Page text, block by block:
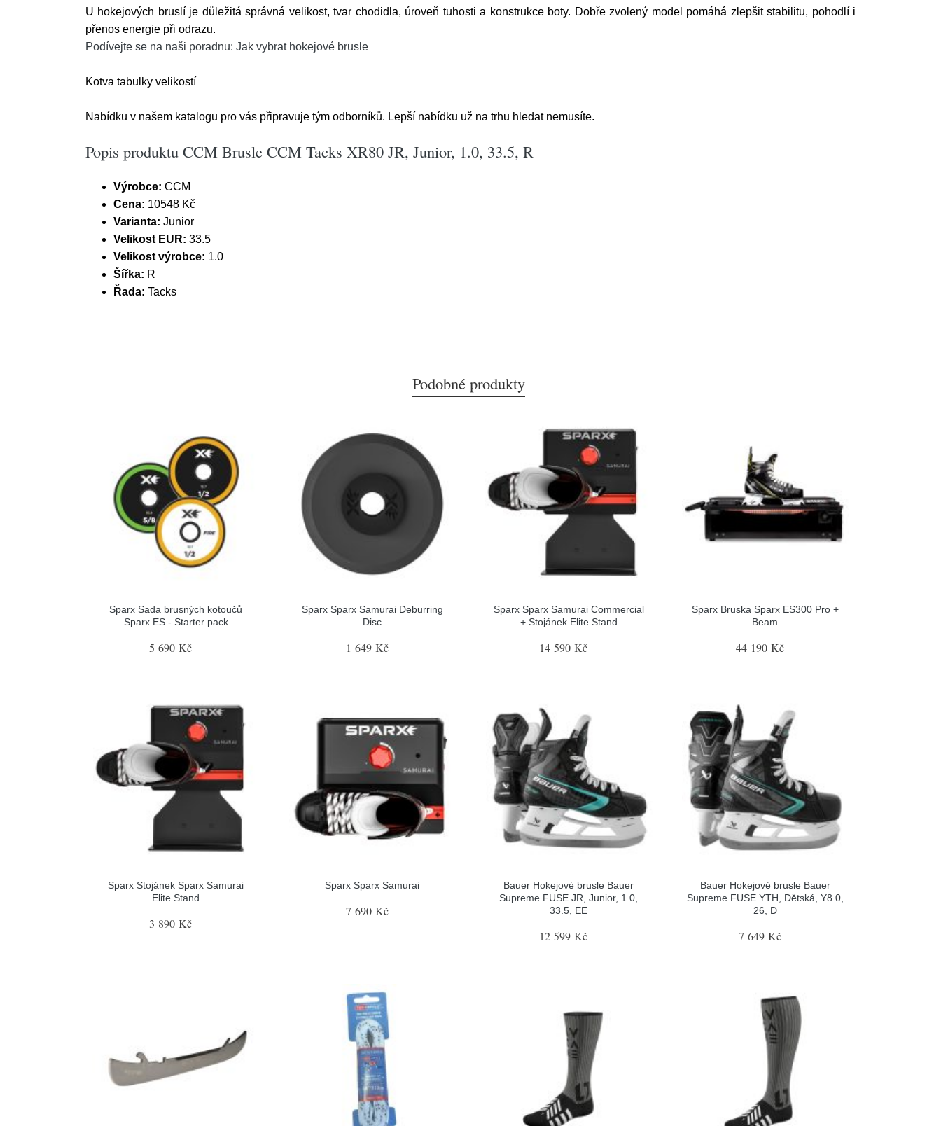
U hokejových bruslí je důležitá správná velikost, tvar chodidla, úroveň tuhosti a konstrukce boty. Dobře zvolený model pomáhá zlepšit stabilitu, pohodlí i
přenos energie při odrazu.
Podívejte se na naši poradnu: Jak vybrat hokejové brusle
Kotva tabulky velikostí
Nabídku v našem katalogu pro vás připravuje tým odborníků. Lepší nabídku už na trhu hledat nemusíte.
Popis produktu CCM Brusle CCM Tacks XR80 JR, Junior, 1.0, 33.5, R
Výrobce: CCM
Cena: 10548 Kč
Varianta: Junior
Velikost EUR: 33.5
Velikost výrobce: 1.0
Šířka: R
Řada: Tacks
Podobné produkty
Sparx Sada brusných kotoučů
Sparx ES - Starter pack
5 690 Kč
Sparx Sparx Samurai Deburring
Disc
1 649 Kč
Sparx Sparx Samurai Commercial
+ Stojánek Elite Stand
14 590 Kč
Sparx Bruska Sparx ES300 Pro +
Beam
44 190 Kč
Sparx Stojánek Sparx Samurai
Elite Stand
3 890 Kč
Sparx Sparx Samurai
7 690 Kč
Bauer Hokejové brusle Bauer
Supreme FUSE JR, Junior, 1.0,
33.5, EE
12 599 Kč
Bauer Hokejové brusle Bauer
Supreme FUSE YTH, Dětská, Y8.0,
26, D
7 649 Kč